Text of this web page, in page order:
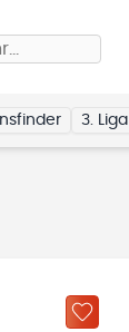
3. Liga